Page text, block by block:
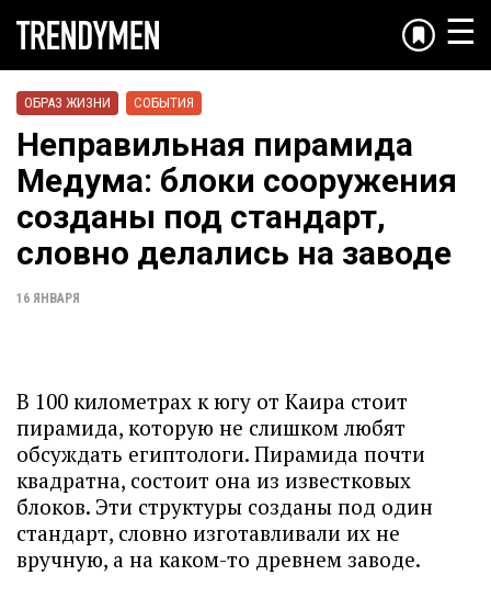
☰
ОБРАЗ ЖИЗНИ СОБЫТИЯ
Неправильная пирамида
Медума: блоки сооружения
созданы под стандарт,
словно делались на заводе
16 ЯНВАРЯ
В 100 километрах к югу от Каира стоит
пирамида, которую не слишком любят
обсуждать египтологи. Пирамида почти
квадратна, состоит она из известковых
блоков. Эти структуры созданы под один
стандарт, словно изготавливали их не
вручную, а на каком-то древнем заводе.